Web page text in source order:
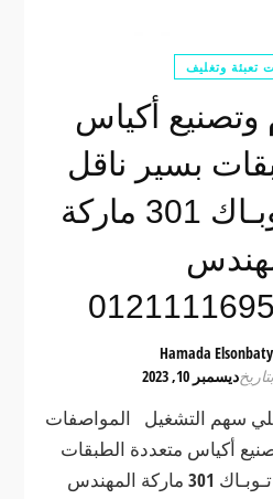
تعبئة وتغليف
وتصنيع أكياس
بسير ناقل
موديل ام تـوبـاك 301 ماركة
Hamada Elsonbaty
ديسمبر 10, 2023
سهم التشغيل المواصفات
أكياس متعددة الطبقات
بسير ناقل موديل ام تـوبـاك 301 ماركة المهندس